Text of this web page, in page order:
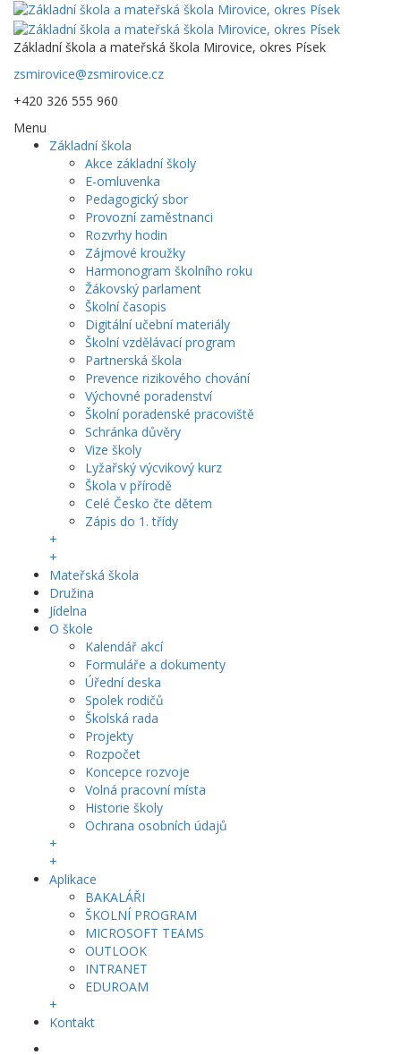
Základní škola a mateřská škola Mirovice, okres Písek
zsmirovice@zsmirovice.cz
+420 326 555 960
Menu
Základní škola
Akce základní školy
E-omluvenka
Pedagogický sbor
Provozní zaměstnanci
Rozvrhy hodin
Zájmové kroužky
Harmonogram školního roku
Žákovský parlament
Školní časopis
Digitální učební materiály
Školní vzdělávací program
Partnerská škola
Prevence rizikového chování
Výchovné poradenství
Školní poradenské pracoviště
Schránka důvěry
Vize školy
Lyžařský výcvikový kurz
Škola v přírodě
Celé Česko čte dětem
Zápis do 1. třídy
+
+
Mateřská škola
Družina
Jídelna
O škole
Kalendář akcí
Formuláře a dokumenty
Úřední deska
Spolek rodičů
Školská rada
Projekty
Rozpočet
Koncepce rozvoje
Volná pracovní místa
Historie školy
Ochrana osobních údajů
+
+
Aplikace
BAKALÁŘI
ŠKOLNÍ PROGRAM
MICROSOFT TEAMS
OUTLOOK
INTRANET
EDUROAM
+
Kontakt